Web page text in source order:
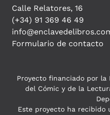
Calle Relatores, 16
(+34) 91 369 46 49
Formulario de contacto
Proyecto financiado por la
del Cómic y de la
Este proyecto ha recibido